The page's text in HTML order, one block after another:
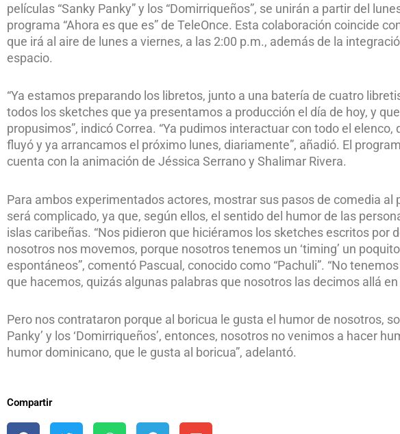
películas “Sanky Panky” y los “Domirriqueños”, se unirán a partir del
programa “Ahora es que es” de TeleOnce. Esta colaboración coincide
que irá al aire de lunes a viernes, a las 2:00 p.m., además de la
espacio.
“Ya estamos preparando los libretos, junto a una batería de cuatro
todos los sketches que ya presentamos a producción el día de hoy, y
propusimos”, indicó Correa. “Ya pudimos interactuar con todo el
fluyó y ya arrancamos el próximo lunes, diariamente”, añadió. El
cuenta con la animación de Jéssica Serrano y Shalimar Rivera.
Para ambos experimentados actores, mostrar sus pasos de comedia al
será complicado, ya que, según ellos, el sentido del humor de las
islas caribeñas. “Nos pidieron que hiciéramos los sketches escritos por
nosotros nos movemos, porque nosotros tenemos un ‘timing’ un
espontáneos”, comentó Pascual, conocido como “Pachuli”. “No
que hacemos, quizás algunas palabras que nosotros las decimos allá
Pero nos contrataron porque al boricua le gusta el humor de nosotros,
Panky’ y los ‘Domirriqueños’, entonces, nosotros no venimos a hacer
humor dominicano, que le gusta al boricua”, adelantó.
Compartir